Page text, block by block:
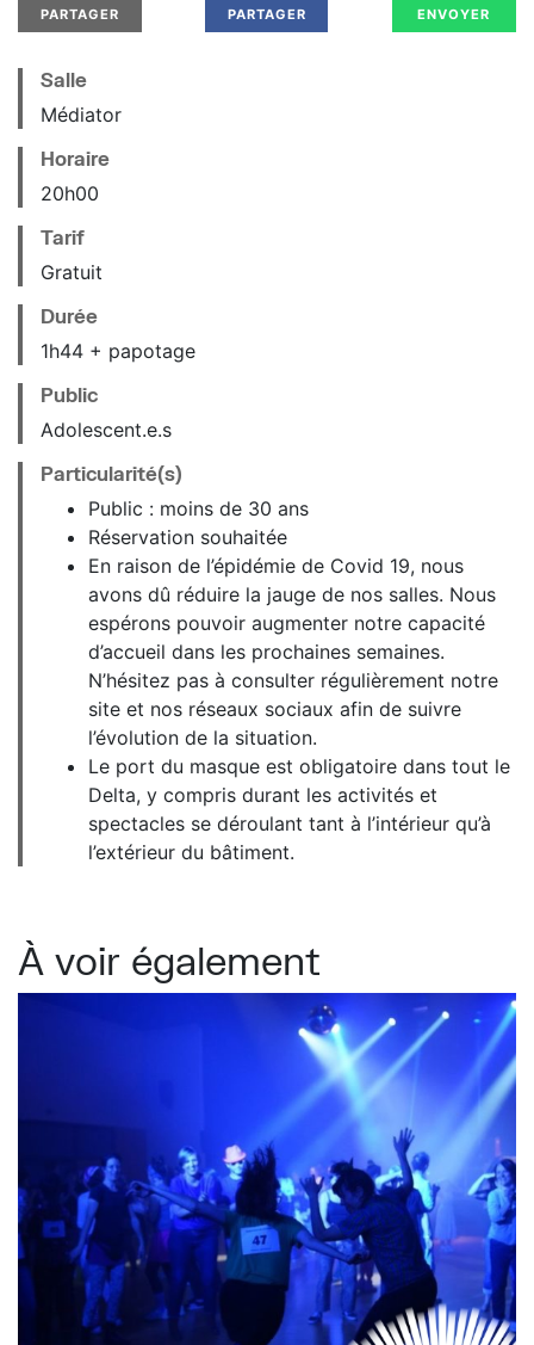
PARTAGER PARTAGER ENVOYER
Salle
Médiator
Horaire
20h00
Tarif
Gratuit
Durée
1h44 + papotage
Public
Adolescent.e.s
Particularité(s)
Public : moins de 30 ans
Réservation souhaitée
En raison de l’épidémie de Covid 19, nous
avons dû réduire la jauge de nos salles. Nous
espérons pouvoir augmenter notre capacité
d’accueil dans les prochaines semaines.
N’hésitez pas à consulter régulièrement notre
site et nos réseaux sociaux afin de suivre
l’évolution de la situation.
Le port du masque est obligatoire dans tout le
Delta, y compris durant les activités et
spectacles se déroulant tant à l’intérieur qu’à
l’extérieur du bâtiment.
À voir également